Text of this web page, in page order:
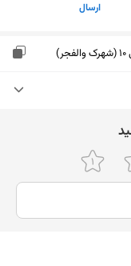
ارسال
۱۰ تا ۲۱
۱۰ تا ۲۱